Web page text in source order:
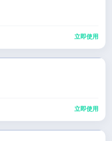
立即使用
立即使用